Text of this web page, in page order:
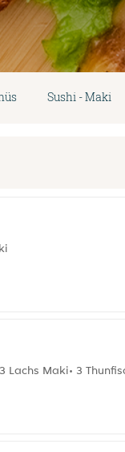
Sushi - Maki
Lachs Maki• 3